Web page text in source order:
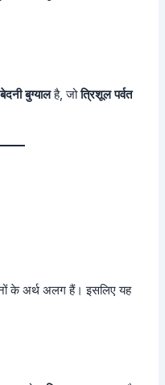
बेदनी बुग्यालहै, जोत्रिशूल पर्वत
के अर्थ अलग हैं। इसलिए यह